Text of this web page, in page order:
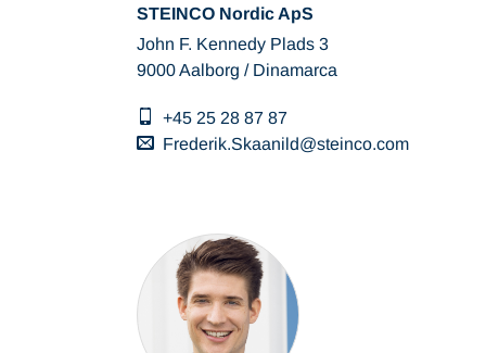
STEINCO Nordic ApS
John F. Kennedy Plads 3
9000 Aalborg / Dinamarca
+45 25 28 87 87
Frederik.Skaanild
steinco com